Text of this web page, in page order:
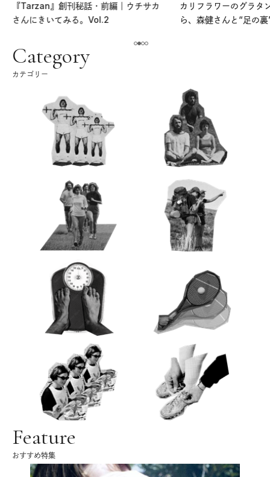
『Tarzan』創刊秘話・前編｜ウチサカ
さんにきいてみる。Vol.2
カリフラワーのグラタ
ら、森健さんと“足の
Category
カテゴリー
Feature
おすすめ特集